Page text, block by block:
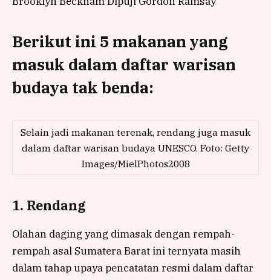
Berikut ini 5 makanan yang
masuk dalam daftar warisan
budaya tak benda:
Selain jadi makanan terenak, rendang juga masuk
dalam daftar warisan budaya UNESCO. Foto: Getty
Images/MielPhotos2008
1. Rendang
Olahan daging yang dimasak dengan rempah-
rempah asal Sumatera Barat ini ternyata masih
dalam tahap upaya pencatatan resmi dalam daftar